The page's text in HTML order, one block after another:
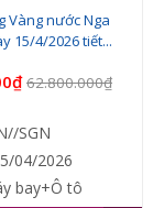
Vàng nước Nga
15/4/2026 tiết...
62.800.000₫
SGN
04/2026
bay+Ô tô